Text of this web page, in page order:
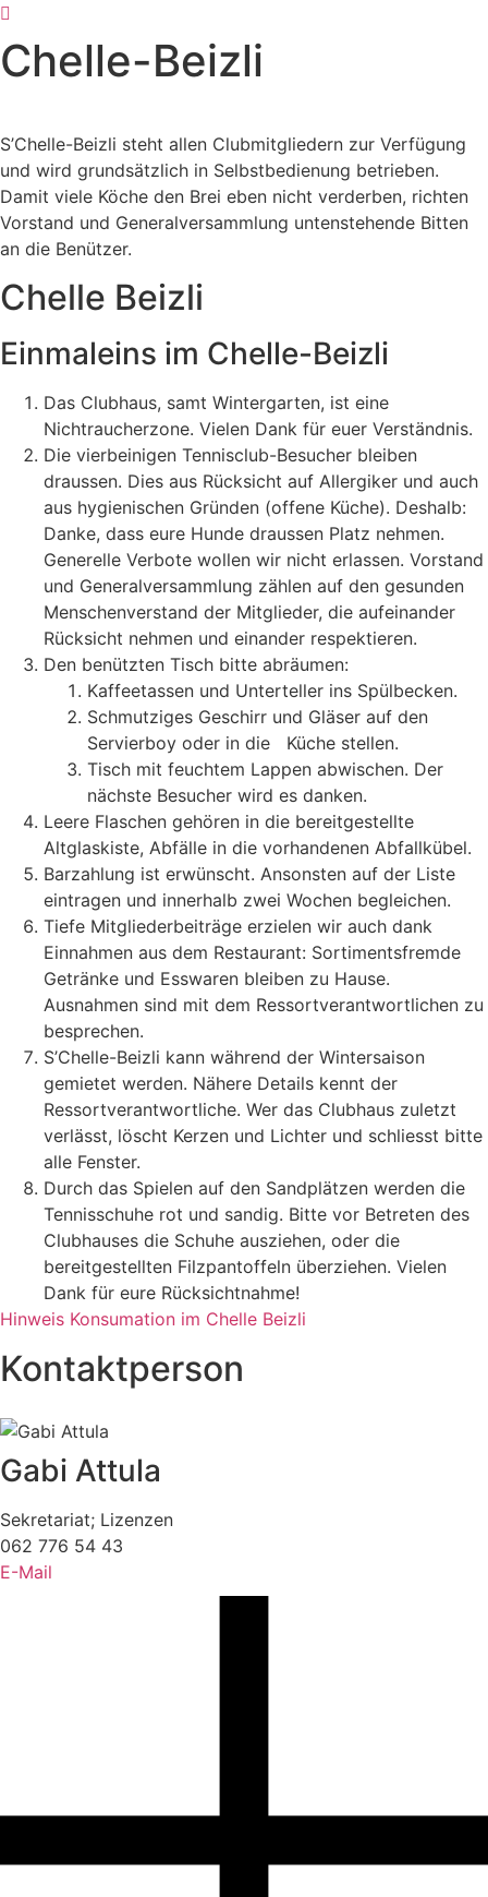
Zum
Inhalt
wechseln
Chelle-Beizli
S’Chelle-Beizli steht allen Clubmitgliedern zur Verfügung
und wird grundsätzlich in Selbstbedienung betrieben.
Damit viele Köche den Brei eben nicht verderben, richten
Vorstand und Generalversammlung untenstehende Bitten
an die Benützer.
Chelle Beizli
Einmaleins im Chelle-Beizli
Das Clubhaus, samt Wintergarten, ist eine
Nichtraucherzone. Vielen Dank für euer Verständnis.
Die vierbeinigen Tennisclub-Besucher bleiben
draussen. Dies aus Rücksicht auf Allergiker und auch
aus hygienischen Gründen (offene Küche). Deshalb:
Danke, dass eure Hunde draussen Platz nehmen.
Generelle Verbote wollen wir nicht erlassen. Vorstand
und Generalversammlung zählen auf den gesunden
Menschenverstand der Mitglieder, die aufeinander
Rücksicht nehmen und einander respektieren.
Den benützten Tisch bitte abräumen:
Kaffeetassen und Unterteller ins Spülbecken.
Schmutziges Geschirr und Gläser auf den
Servierboy oder in die Küche stellen.
Tisch mit feuchtem Lappen abwischen. Der
nächste Besucher wird es danken.
Leere Flaschen gehören in die bereitgestellte
Altglaskiste, Abfälle in die vorhandenen Abfallkübel.
Barzahlung ist erwünscht. Ansonsten auf der Liste
eintragen und innerhalb zwei Wochen begleichen.
Tiefe Mitgliederbeiträge erzielen wir auch dank
Einnahmen aus dem Restaurant: Sortimentsfremde
Getränke und Esswaren bleiben zu Hause.
Ausnahmen sind mit dem Ressortverantwortlichen zu
besprechen.
S’Chelle-Beizli kann während der Wintersaison
gemietet werden. Nähere Details kennt der
Ressortverantwortliche. Wer das Clubhaus zuletzt
verlässt, löscht Kerzen und Lichter und schliesst bitte
alle Fenster.
Durch das Spielen auf den Sandplätzen werden die
Tennisschuhe rot und sandig. Bitte vor Betreten des
Clubhauses die Schuhe ausziehen, oder die
bereitgestellten Filzpantoffeln überziehen. Vielen
Dank für eure Rücksichtnahme!
Hinweis Konsumation im Chelle Beizli
Kontaktperson
Gabi Attula
Sekretariat; Lizenzen
062 776 54 43
E-Mail